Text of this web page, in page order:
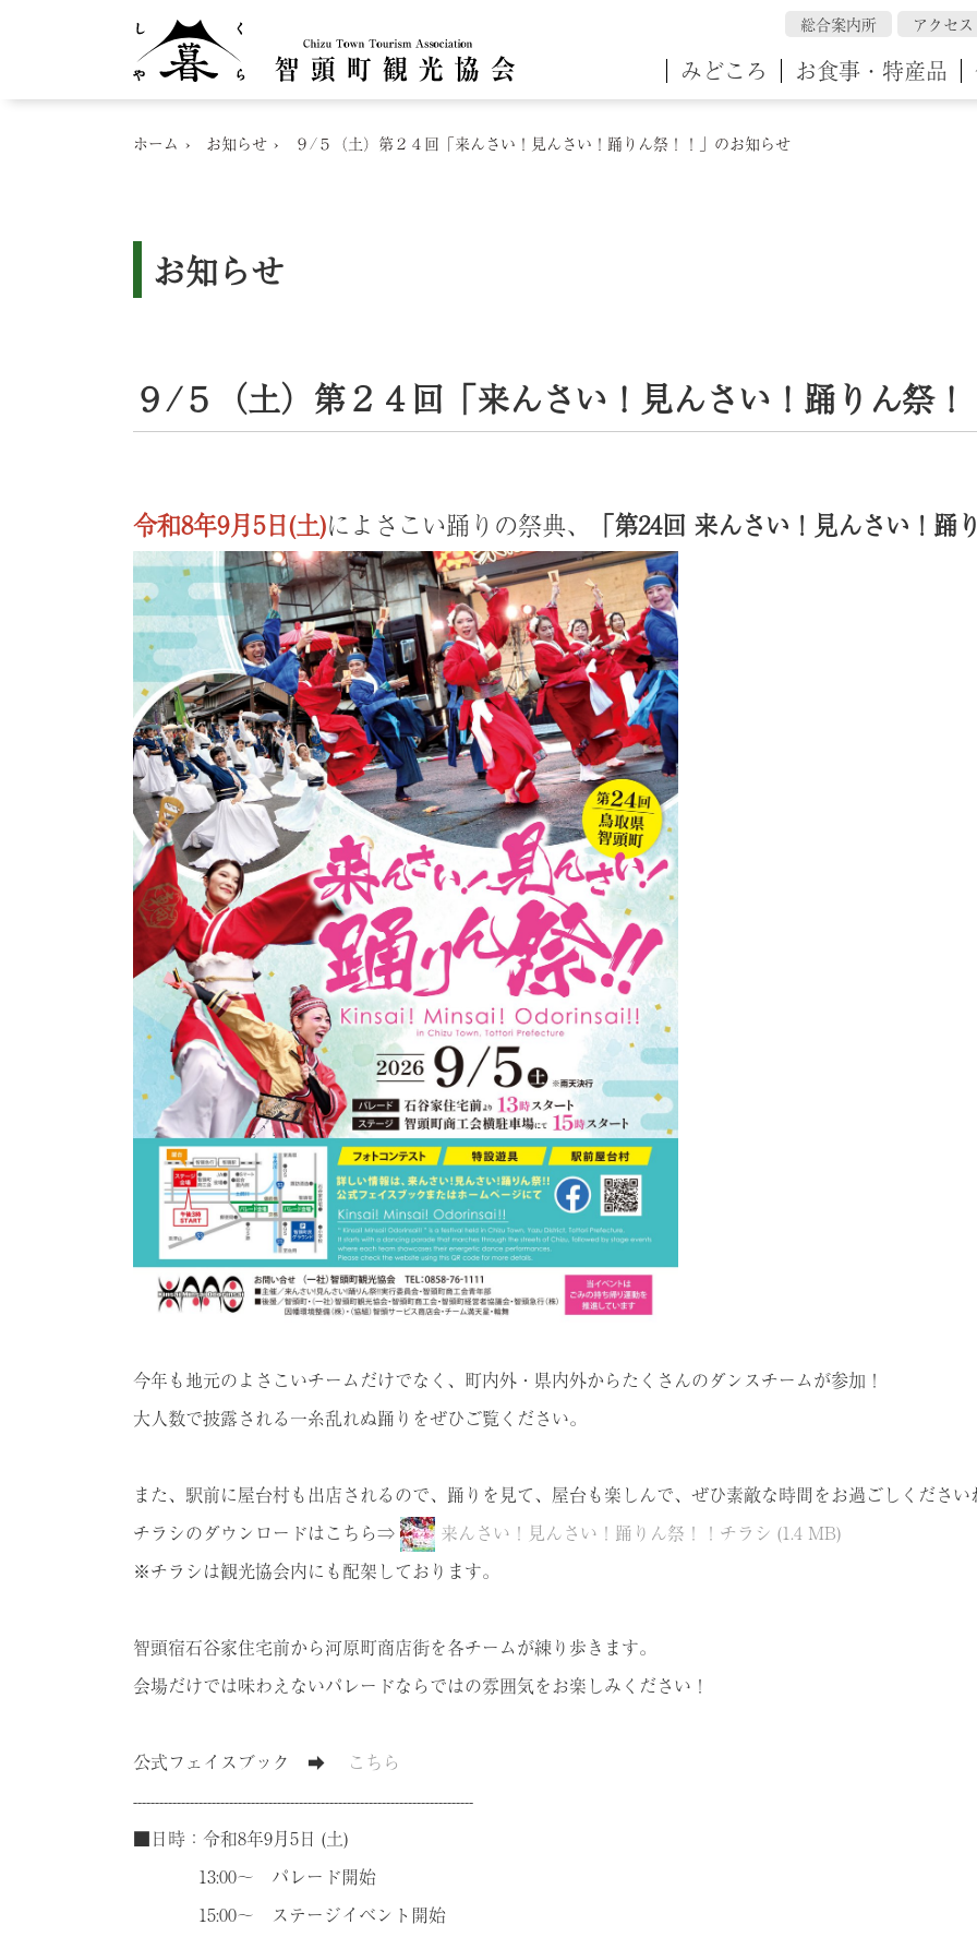
総合案内所 アクセス
みどころ お食事・特産品
ホーム お知らせ ９/５（土）第２４回「来んさい！見んさい！踊りん祭！！」のお知らせ
お知らせ
９/５（土）第２４回「来んさい！見んさい！踊りん祭
令和8年9月5日(土)によさこい踊りの祭典、 「第24回 来んさい！見んさい！踊
今年も地元のよさこいチームだけでなく、町内外・県内外からたくさんのダンスチームが参加！
大人数で披露される一糸乱れぬ踊りをぜひご覧ください。
また、駅前に屋台村も出店されるので、踊りを見て、屋台も楽しんで、ぜひ素敵な時間をお過ごしください
チラシのダウンロードはこちら⇒
来んさい！見んさい！踊りん祭！！チラシ (1.4 MB)
※チラシは観光協会内にも配架しております。
智頭宿石谷家住宅前から河原町商店街を各チームが練り歩きます。
会場だけでは味わえないパレードならではの雰囲気をお楽しみください！
公式フェイスブック ➡
こちら
------------------------------------------------------------------------------
■日時：令和8年9月5日 (土)
13:00～ パレード開始
15:00～ ステージイベント開始